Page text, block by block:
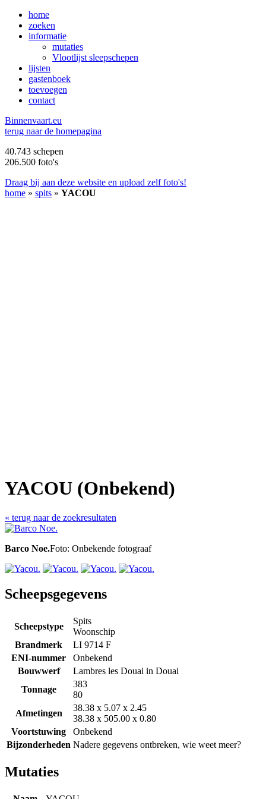
home
zoeken
informatie
mutaties
Vlootlijst sleepschepen
lijsten
gastenboek
toevoegen
contact
Binnenvaart.eu
terug naar de homepagina
40.743 schepen
206.500 foto's
Draag bij aan deze website en upload zelf foto's!
home » spits » YACOU
YACOU (Onbekend)
« terug naar de zoekresultaten
Barco Noe.Foto: Onbekende fotograaf
Scheepsgegevens
Scheepstype
Spits
Woonschip
Brandmerk
LI 9714 F
ENI-nummer
Onbekend
Bouwwerf
Lambres les Douai in Douai
Tonnage
383
80
Afmetingen
38.38 x 5.07 x 2.45
38.38 x 505.00 x 0.80
Voortstuwing
Onbekend
Bijzonderheden Nadere gegevens ontbreken, wie weet meer?
Mutaties